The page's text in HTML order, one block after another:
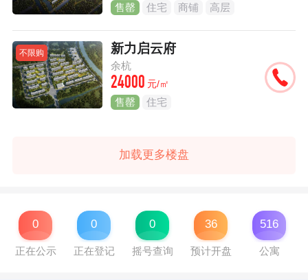
售罄 住宅 商铺 高层
不限购 新力启云府
余杭
24000 元/㎡
售罄 住宅
加载更多楼盘
0
正在公示
0
正在登记
0
摇号查询
36
预计开盘
516
公寓